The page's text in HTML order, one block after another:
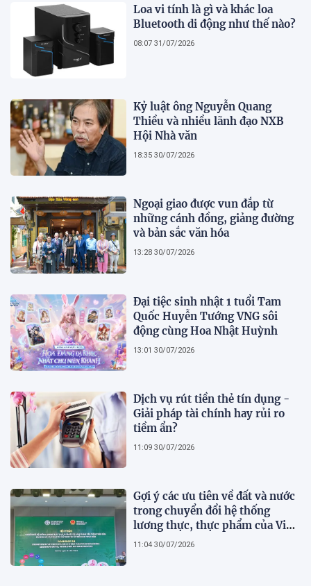
Loa vi tính là gì và khác loa
Bluetooth di động như thế nào?
08:07 31/07/2026
Kỷ luật ông Nguyễn Quang
Thiều và nhiều lãnh đạo NXB
Hội Nhà văn
18:35 30/07/2026
Ngoại giao được vun đắp từ
những cánh đồng, giảng đường
và bản sắc văn hóa
13:28 30/07/2026
Đại tiệc sinh nhật 1 tuổi Tam
Quốc Huyễn Tướng VNG sôi
động cùng Hoa Nhật Huỳnh
13:01 30/07/2026
Dịch vụ rút tiền thẻ tín dụng -
Giải pháp tài chính hay rủi ro
tiềm ẩn?
11:09 30/07/2026
Gợi ý các ưu tiên về đất và nước
trong chuyển đổi hệ thống
lương thực, thực phẩm của Việt
Nam theo FAO Roadmap
11:04 30/07/2026